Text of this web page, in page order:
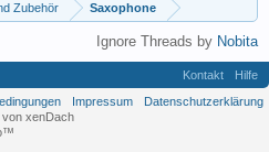
Zubehör Saxophone
Ignore Threads by Nobita
Kontakt
Hilfe
Impressum
Datenschutzerklärung
von xenDach